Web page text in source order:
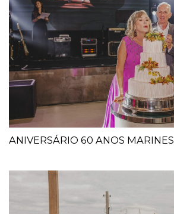
ANIVERSÁRIO 60 ANOS MARINES